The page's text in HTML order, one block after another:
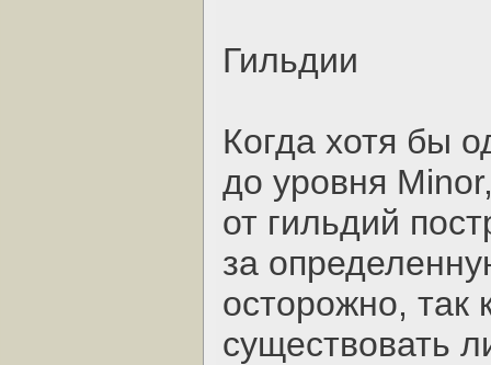
Гильдии
Когда хотя бы
до уровня
от гильдий
за
осторожно, так
существовать